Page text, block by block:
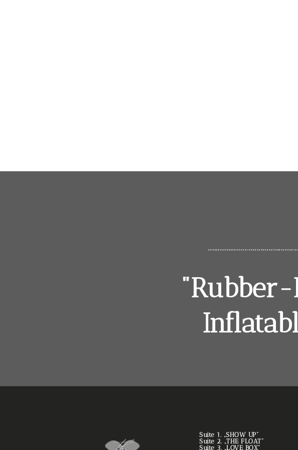
Suite 1. „SHOW UP“
Suite 2. „THE FLOAT“
Suite 3. „LOVE BOX“